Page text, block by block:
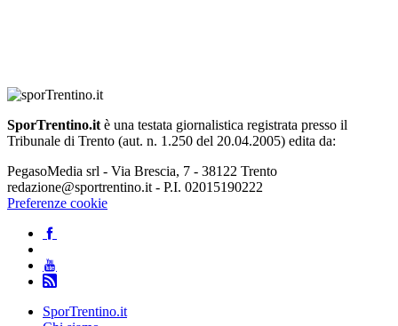
SporTrentino.itè una testata giornalistica registrata presso il
Tribunale di Trento (aut. n. 1.250 del 20.04.2005) edita da:
PegasoMedia srl - Via Brescia, 7 - 38122 Trento
redazione@sportrentino.it - P.I. 02015190222
Preferenze cookie
SporTrentino.it